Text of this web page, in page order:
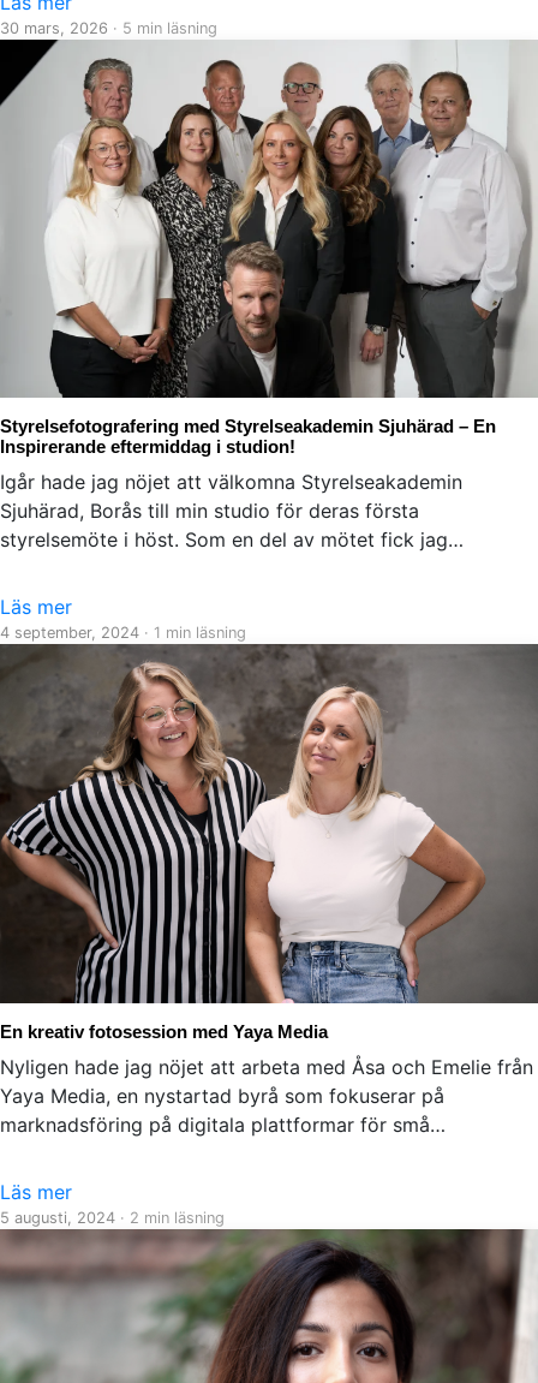
30 mars, 2026 · 5 min läsning
Styrelsefotografering med Styrelseakademin Sjuhärad – En
Inspirerande eftermiddag i studion!
Igår hade jag nöjet att välkomna Styrelseakademin
Sjuhärad, Borås till min studio för deras första
styrelsemöte i höst. Som en del av mötet fick jag…
Läs mer
4 september, 2024 · 1 min läsning
En kreativ fotosession med Yaya Media
Nyligen hade jag nöjet att arbeta med Åsa och Emelie från
Yaya Media, en nystartad byrå som fokuserar på
marknadsföring på digitala plattformar för små…
Läs mer
5 augusti, 2024 · 2 min läsning